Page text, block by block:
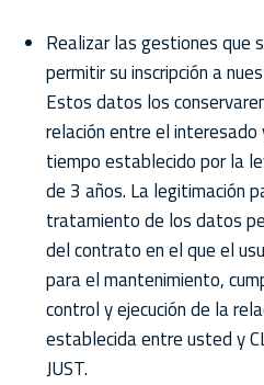
Realizar las gestiones que
permitir su inscripción a
Estos datos los
relación entre el
tiempo establecido por la
de 3 años. La legitimación
tratamiento de los datos
del contrato en el que el
para el mantenimiento,
control y ejecución de la
establecida entre usted y
JUST.